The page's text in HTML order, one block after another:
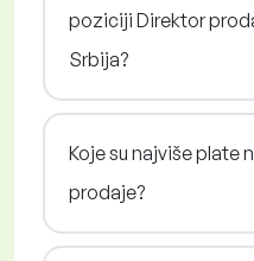
poziciji Direktor
Srbija?
Koje su najviše plate
prodaje?